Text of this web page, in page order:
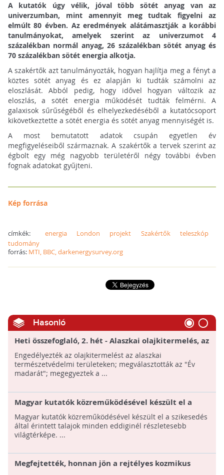
A kutatók úgy vélik, jóval több sötét anyag van az
univerzumban, mint amennyit meg tudtak figyelni az
elmúlt 80 évben. Az eredmények alátámasztják a korábbi
tanulmányokat, amelyek szerint az univerzumot 4
százalékban normál anyag, 26 százalékban sötét anyag és
70 százalékban sötét energia alkotja.
A szakértők azt tanulmányozták, hogyan hajlítja meg a fényt a
köztes sötét anyag és ez alapján ki tudták számolni az
eloszlását. Abból pedig, hogy idővel hogyan változik az
eloszlás, a sötét energia működését tudták felmérni. A
galaxisok sűrűségéből és elhelyezkedéséből a kutatócsoport
kikövetkeztette a sötét energia és sötét anyag mennyiségét is.
A most bemutatott adatok csupán egyetlen év
megfigyeléseiből származnak. A szakértők a tervek szerint az
égbolt egy még nagyobb területéről négy további évben
fognak adatokat gyűjteni.
Kép forrása
címkék: energia London projekt Szakértők
teleszkóp
tudomány
forrás: MTI, BBC, darkenergysurvey.org
Hasonló
Heti összefoglaló, 2. hét - Alaszkai olajkitermelés, az
"Év kétéltűje", 14 milliárd éves az univerzum
Engedélyezték az olajkitermelést az alaszkai
természetvédelmi területeken; megválasztották az "Év
madarát"; megegyeztek a ...
Magyar kutatók közreműködésével készült el a
szikes talajok világtérképe!
Magyar kutatók közreműködésével készült el a szikesedés
által érintett talajok minden eddiginél részletesebb
világtérképe. ...
Megfejtették, honnan jön a rejtélyes kozmikus